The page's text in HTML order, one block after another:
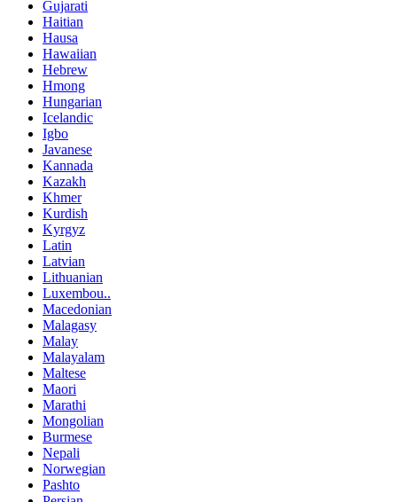
Gujarati
Haitian
Hausa
Hawaiian
Hebrew
Hmong
Hungarian
Icelandic
Igbo
Javanese
Kannada
Kazakh
Khmer
Kurdish
Kyrgyz
Latin
Latvian
Lithuanian
Luxembou..
Macedonian
Malagasy
Malay
Malayalam
Maltese
Maori
Marathi
Mongolian
Burmese
Nepali
Norwegian
Pashto